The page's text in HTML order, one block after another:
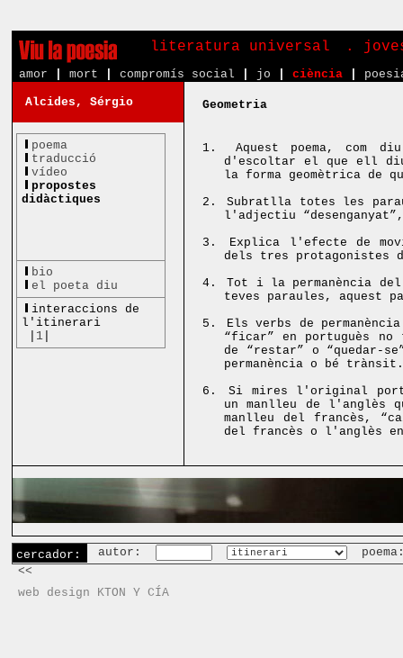
literatura universal .
amor mort compromís social jo ciència
Alcides, Sérgio
poema
traducció
vídeo
propostes
didàctiques
bio
el poeta diu
interaccions de
l'itinerari
1
Geometria
1.
Aquest poema, com
d'escoltar el que ell
la forma geomètrica de
2.
Subratlla totes les
l'adjectiu
3.
Explica l'efecte de
dels tres
4.
Tot i la permanència
teves paraules, aquest
5.
Els verbs de
“ficar” en portuguès
de “restar” o “quedar-
permanència o bé
6.
Si mires l'original
un manlleu de l'anglès
manlleu del francès,
del francès o l'anglès
cercador: autor:
<<
web design KTON Y CÍA